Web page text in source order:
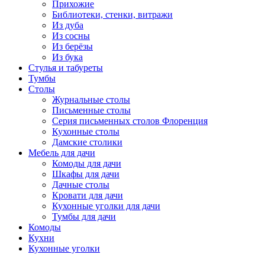
Прихожие
Библиотеки, стенки, витражи
Из дуба
Из сосны
Из берёзы
Из бука
Стулья и табуреты
Тумбы
Столы
Журнальные столы
Письменные столы
Серия письменных столов Флоренция
Кухонные столы
Дамские столики
Мебель для дачи
Комоды для дачи
Шкафы для дачи
Дачные столы
Кровати для дачи
Кухонные уголки для дачи
Тумбы для дачи
Комоды
Кухни
Кухонные уголки